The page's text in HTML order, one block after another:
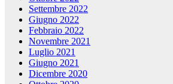
Settembre 2022
Giugno 2022
Febbraio 2022
Novembre 2021
Luglio 2021
Giugno 2021
Dicembre 2020